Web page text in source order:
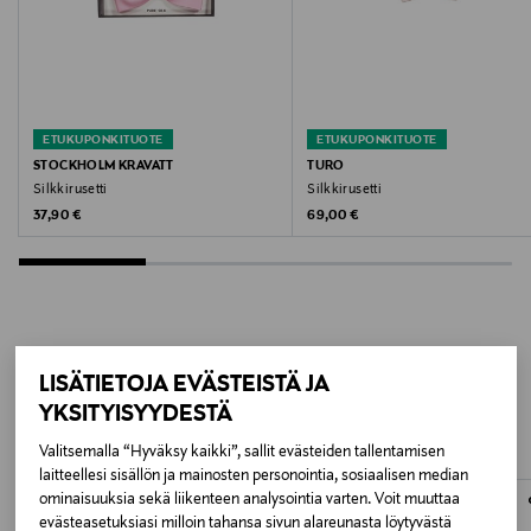
LISÄTIETOJA EVÄSTEISTÄ JA
YKSITYISYYDESTÄ
Valitsemalla “Hyväksy kaikki”, sallit evästeiden tallentamisen
laitteellesi sisällön ja mainosten personointia, sosiaalisen median
ominaisuuksia sekä liikenteen analysointia varten. Voit muuttaa
evästeasetuksiasi milloin tahansa sivun alareunasta löytyvästä
Valmistajan tuotenumero
32240B
Valmistaja
Nybergsgatan 7, 114 45 Stockholm, Sweden
Digitaalinen osoite
lennart@stockholmkravatt.se
ETUKUPONKITUOTE
STOCKHOLM KRAVATT
Silkkirusetti
Original Price
37,90 €
ETUKUPONKITUOTE
TURO
Silkkirusetti
Original Price
69,00 €
LISÄÄ KIINNOSTAVIA
TUOTTEITA
ONLINE EXCLUSIVE